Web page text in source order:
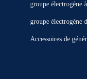
groupe électrogène
groupe électrogène
Accessoires de